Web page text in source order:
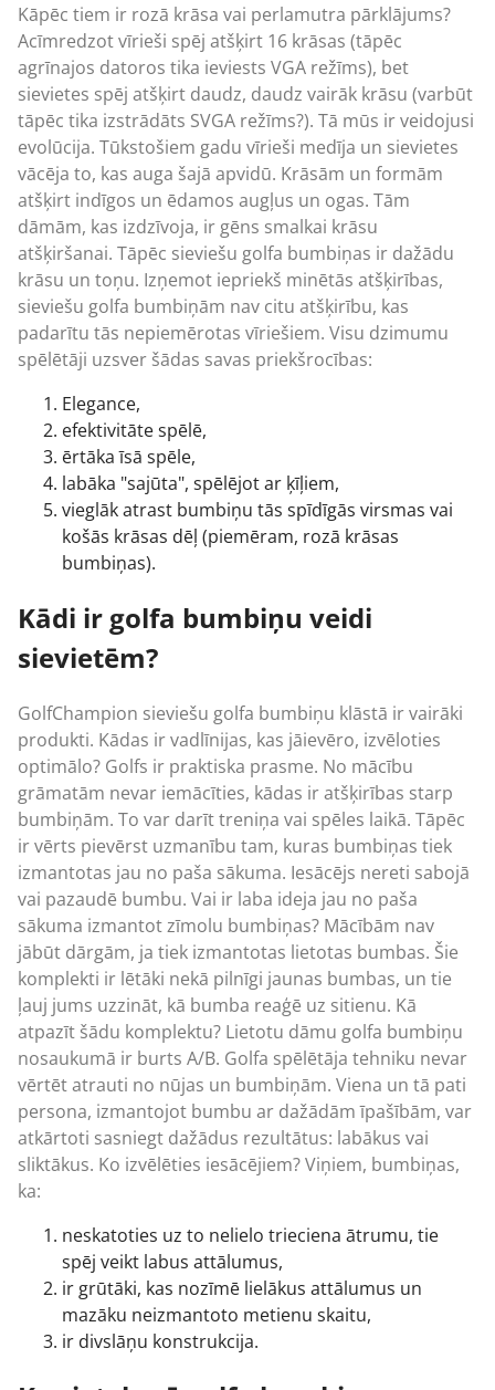
Kāpēc tiem ir rozā krāsa vai perlamutra pārklājums?
Acīmredzot vīrieši spēj atšķirt 16 krāsas (tāpēc
agrīnajos datoros tika ieviests VGA režīms), bet
sievietes spēj atšķirt daudz, daudz vairāk krāsu (varbūt
tāpēc tika izstrādāts SVGA režīms?). Tā mūs ir veidojusi
evolūcija. Tūkstošiem gadu vīrieši medīja un sievietes
vācēja to, kas auga šajā apvidū. Krāsām un formām
atšķirt indīgos un ēdamos augļus un ogas. Tām
dāmām, kas izdzīvoja, ir gēns smalkai krāsu
atšķiršanai. Tāpēc sieviešu golfa bumbiņas ir dažādu
krāsu un toņu. Izņemot iepriekš minētās atšķirības,
sieviešu golfa bumbiņām nav citu atšķirību, kas
padarītu tās nepiemērotas vīriešiem. Visu dzimumu
spēlētāji uzsver šādas savas priekšrocības:
Elegance,
efektivitāte spēlē,
ērtāka īsā spēle,
labāka "sajūta", spēlējot ar ķīļiem,
vieglāk atrast bumbiņu tās spīdīgās virsmas vai
košās krāsas dēļ (piemēram, rozā krāsas
bumbiņas).
Kādi ir golfa bumbiņu veidi
sievietēm?
GolfChampion sieviešu golfa bumbiņu klāstā ir vairāki
produkti. Kādas ir vadlīnijas, kas jāievēro, izvēloties
optimālo? Golfs ir praktiska prasme. No mācību
grāmatām nevar iemācīties, kādas ir atšķirības starp
bumbiņām. To var darīt treniņa vai spēles laikā. Tāpēc
ir vērts pievērst uzmanību tam, kuras bumbiņas tiek
izmantotas jau no paša sākuma. Iesācējs nereti sabojā
vai pazaudē bumbu. Vai ir laba ideja jau no paša
sākuma izmantot zīmolu bumbiņas? Mācībām nav
jābūt dārgām, ja tiek izmantotas lietotas bumbas. Šie
komplekti ir lētāki nekā pilnīgi jaunas bumbas, un tie
ļauj jums uzzināt, kā bumba reaģē uz sitienu. Kā
atpazīt šādu komplektu? Lietotu dāmu golfa bumbiņu
nosaukumā ir burts A/B. Golfa spēlētāja tehniku nevar
vērtēt atrauti no nūjas un bumbiņām. Viena un tā pati
persona, izmantojot bumbu ar dažādām īpašībām, var
atkārtoti sasniegt dažādus rezultātus: labākus vai
sliktākus. Ko izvēlēties iesācējiem? Viņiem, bumbiņas,
ka:
neskatoties uz to nelielo trieciena ātrumu, tie
spēj veikt labus attālumus,
ir grūtāki, kas nozīmē lielākus attālumus un
mazāku neizmantoto metienu skaitu,
ir divslāņu konstrukcija.